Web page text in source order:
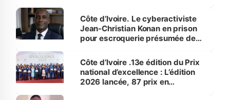
Côte d’Ivoire. ‎Le cyberactiviste
Jean-Christian Konan en prison
pour escroquerie présumée de
Côte d’Ivoire .13e édition du Prix
national d’excellence : L’édition
2026 lancée, 87 prix en